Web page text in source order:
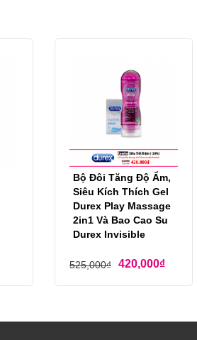
Bộ Đôi Tăng Độ Ẩm,
Siêu Kích Thích Gel
Durex Play Massage
2in1 Và Bao Cao Su
Durex Invisible
525,000₫ 420,000₫